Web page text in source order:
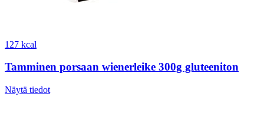
127 kcal
Tamminen porsaan wienerleike 300g gluteeniton
Näytä tiedot